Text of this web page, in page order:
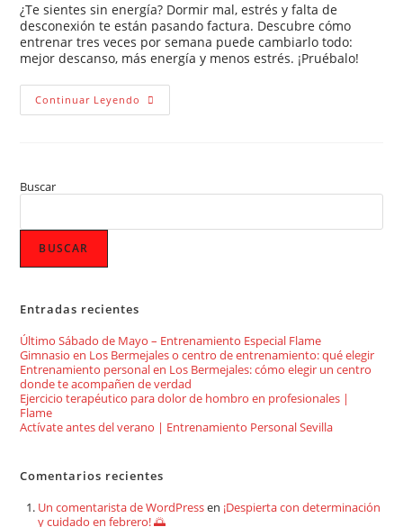
¿Te sientes sin energía? Dormir mal, estrés y falta de
desconexión te están pasando factura. Descubre cómo
entrenar tres veces por semana puede cambiarlo todo:
mejor descanso, más energía y menos estrés. ¡Pruébalo!
Continuar Leyendo
Buscar
BUSCAR
Entradas recientes
Último Sábado de Mayo – Entrenamiento Especial Flame
Gimnasio en Los Bermejales o centro de entrenamiento: qué elegir
Entrenamiento personal en Los Bermejales: cómo elegir un centro
donde te acompañen de verdad
Ejercicio terapéutico para dolor de hombro en profesionales |
Flame
Actívate antes del verano | Entrenamiento Personal Sevilla
Comentarios recientes
Un comentarista de WordPressen ¡Despierta con determinación
y cuidado en febrero! 🌅